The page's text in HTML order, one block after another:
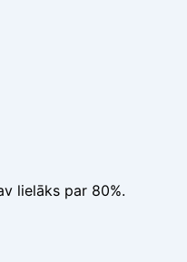
lielāks par 80%.